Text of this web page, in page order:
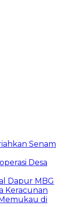
Senam
Desa
Dapur MBG
Keracunan
di